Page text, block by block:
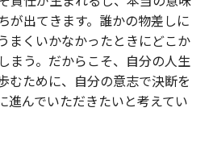
が出てきます。誰かの物差しに
まくいかなかったときにどこか
まう。だからこそ、自分の人生
むために、自分の意志で決断を
進んでいただきたいと考えてい